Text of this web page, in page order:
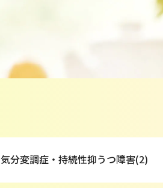
気分変調症・持続性抑うつ障害(2)